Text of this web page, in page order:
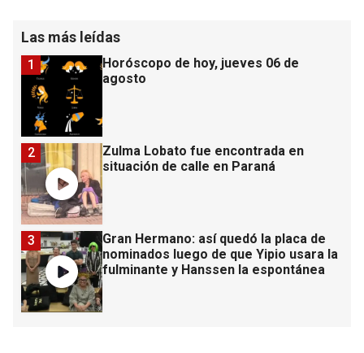
Las más leídas
Horóscopo de hoy, jueves 06 de
agosto
1
Zulma Lobato fue encontrada en
situación de calle en Paraná
2
Gran Hermano: así quedó la placa de
nominados luego de que Yipio usara la
fulminante y Hanssen la espontánea
3